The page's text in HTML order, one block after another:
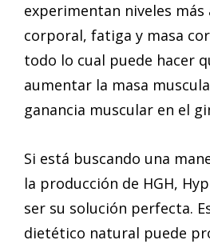
experimentan niveles más
corporal, fatiga y masa
todo lo cual puede hacer
aumentar la masa
ganancia muscular en el
Si está buscando una
la producción de HGH,
ser su solución perfecta.
dietético natural puede